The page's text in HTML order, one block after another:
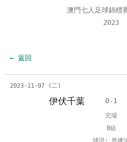
澳門七人足球錦
2023
← 返回
2023-11-07 (二)
伊伏千葉 0-1
完場
B組
球證: 曾建